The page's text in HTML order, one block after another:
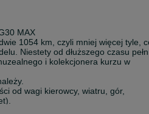
MAX
1054 km, czyli mniej więcej tyle,
Niestety od dłuższego czasu
i kolekcjonera kurzu w
od wagi kierowcy, wiatru, gór,